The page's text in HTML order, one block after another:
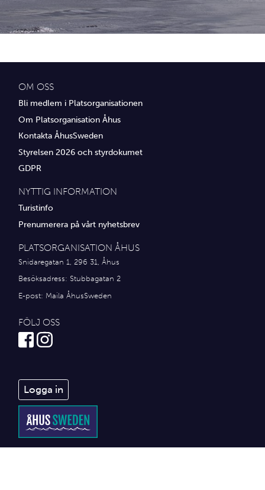
Media
Transport
Övrig service
OM OSS
Bli medlem i Platsorganisationen
Om Platsorganisation Åhus
Kontakta ÅhusSweden
Styrelsen 2026 och styrdokumet
GDPR
NYTTIG INFORMATION
Turistinfo
Prenumerera på vårt nyhetsbrev
PLATSORGANISATION ÅHUS
Snidaregatan 1, 296 31, Åhus
Besöksadress: Stubbagatan 2
E-post: Maila ÅhusSweden
FÖLJ OSS
Logga in